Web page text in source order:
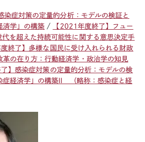
染症対策の定量的分析：モデルの検証と
済学」の構築
【2021年度終了】フュー
を超えた持続可能性に関する意思決定手
度終了】多様な国民に受け入れられる財政
革の在り方：行動経済学・政治学の知見
】感染症対策の定量的分析：モデルの検
症経済学」の構築II （略称：感染症と経